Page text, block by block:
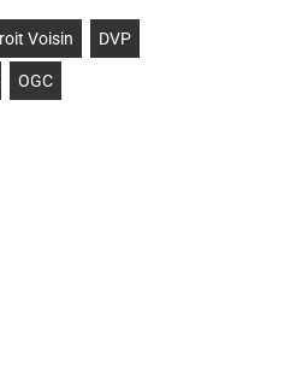
Voisin DVP
OGC